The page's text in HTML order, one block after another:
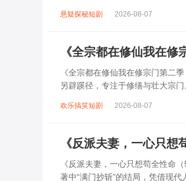
悬疑探秘短剧 2026-08-07
《全宗都在修仙我在
《全宗都在修仙我在修宗门第二
另辟蹊径，专注于修缮与壮大宗
欢乐搞笑短剧 2026-08-07
《反派夫妻，一心只
《反派夫妻，一心只想苟全性命
著中“满门抄斩”的结局，凭借现